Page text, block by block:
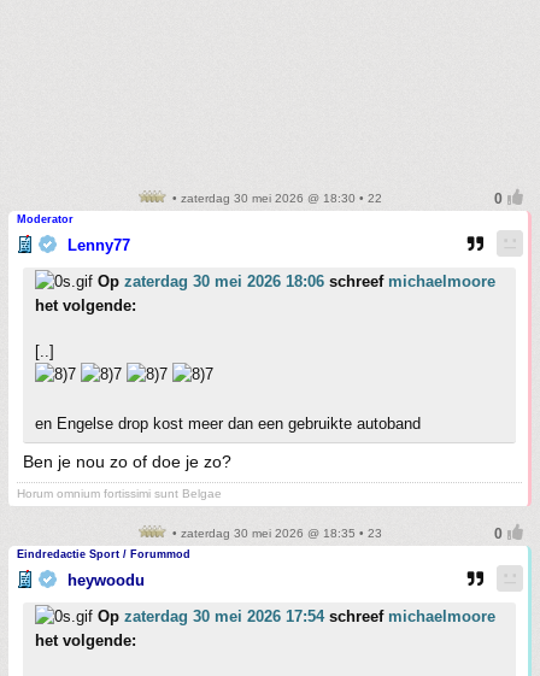
• zaterdag 30 mei 2026 @ 18:30 • 22
Moderator
Lenny77
Op zaterdag 30 mei 2026 18:06 schreef michaelmoore
het volgende:
[..]
en Engelse drop kost meer dan een gebruikte autoband
Ben je nou zo of doe je zo?
Horum omnium fortissimi sunt Belgae
• zaterdag 30 mei 2026 @ 18:35 • 23
Eindredactie Sport / Forummod
heywoodu
Op zaterdag 30 mei 2026 17:54schreef michaelmoore
het volgende: